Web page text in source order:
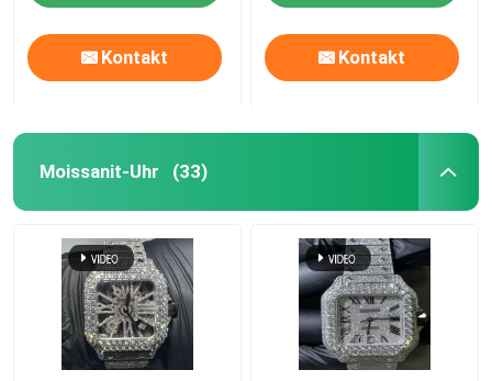
Kontakt Kontakt
Moissanit-Uhr (33)